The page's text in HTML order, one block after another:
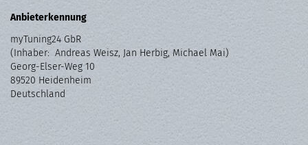
Anbieterkennung
myTuning24 GbR
(Inhaber: Andreas Weisz, Jan Herbig, Michael Mai)
Georg-Elser-Weg 10
89520 Heidenheim
Deutschland